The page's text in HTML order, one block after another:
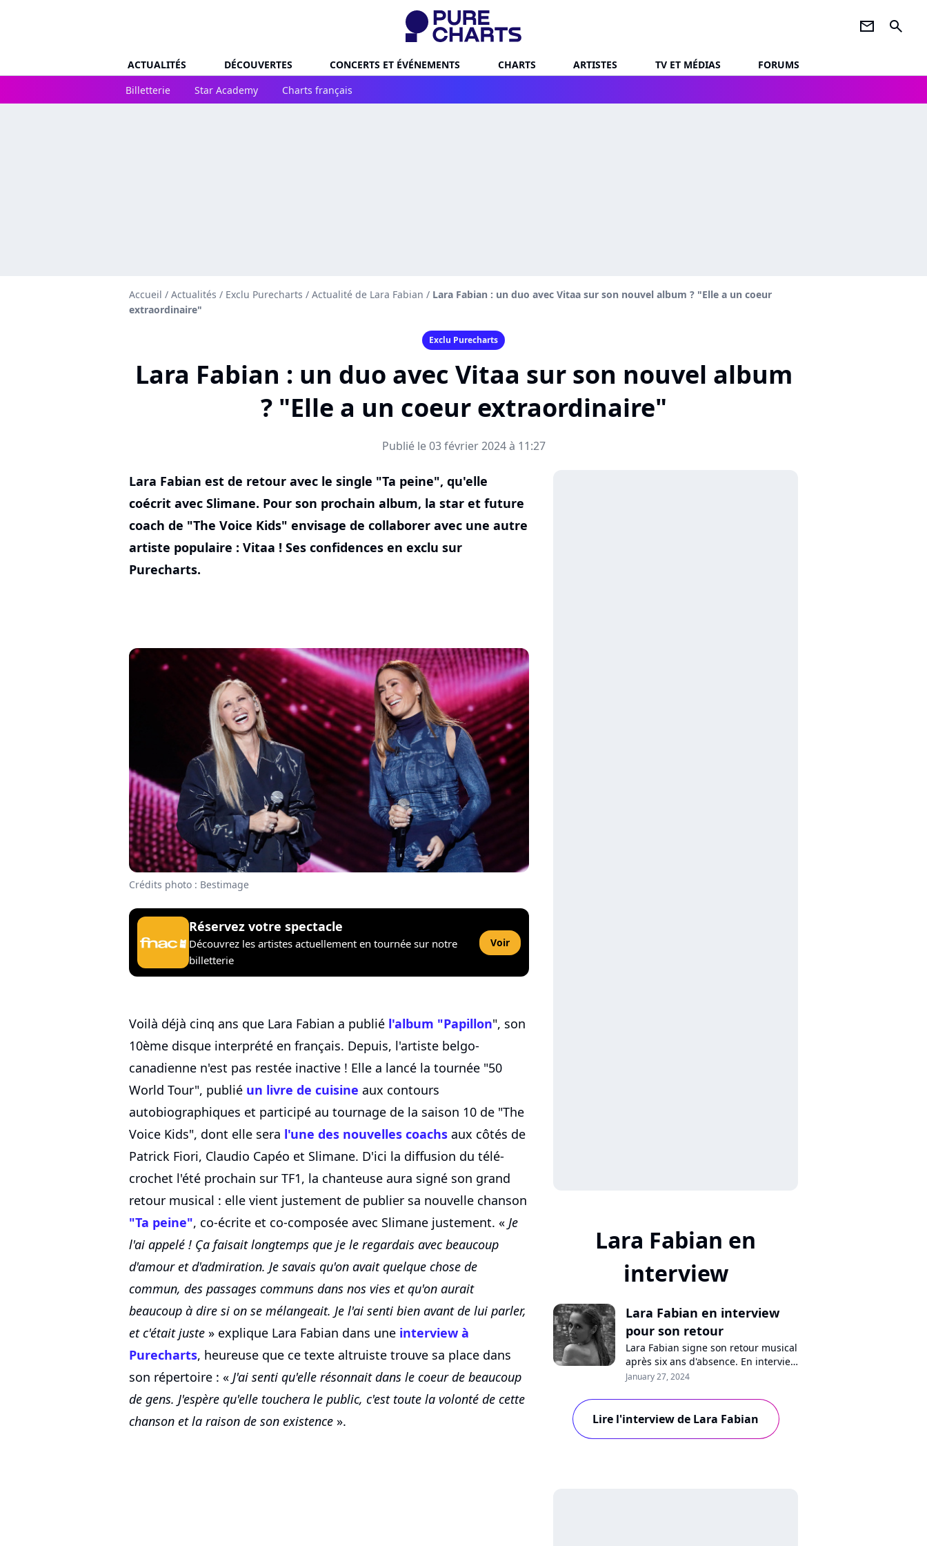
newsletter search
ACTUALITÉS DÉCOUVERTES CONCERTS ET ÉVÉNEMENTS CHARTS ARTISTES TV ET MÉDIAS
FORUMS
Billetterie
Star Academy Charts français
Accueil / Actualités / Exclu Purecharts / Actualité de Lara Fabian / Lara Fabian : un duo avec Vitaa sur son nouvel album ? "Elle a un coeur
extraordinaire"
Exclu Purecharts
Lara Fabian : un duo avec Vitaa sur son nouvel album
? "Elle a un coeur extraordinaire"
Publié le 03 février 2024 à 11:27
Lara Fabian est de retour avec le single "Ta peine", qu'elle
coécrit avec Slimane. Pour son prochain album, la star et future
coach de "The Voice Kids" envisage de collaborer avec une autre
artiste populaire : Vitaa ! Ses confidences en exclu sur
Purecharts.
Crédits photo : Bestimage
Réservez votre spectacle
Découvrez les artistes actuellement en tournée sur notre
billetterie
Voir
Voilà déjà cinq ans que Lara Fabian a publié l'album "Papillon", son
10ème disque interprété en français. Depuis, l'artiste belgo-
canadienne n'est pas restée inactive ! Elle a lancé la tournée "50
World Tour", publié un livre de cuisine aux contours
autobiographiques et participé au tournage de la saison 10 de "The
Voice Kids", dont elle sera l'une des nouvelles coachs aux côtés de
Patrick Fiori, Claudio Capéo et Slimane. D'ici la diffusion du télé-
crochet l'été prochain sur TF1, la chanteuse aura signé son grand
retour musical : elle vient justement de publier sa nouvelle chanson
"Ta peine", co-écrite et co-composée avec Slimane justement. « Je
l'ai appelé ! Ça faisait longtemps que je le regardais avec beaucoup
d'amour et d'admiration. Je savais qu'on avait quelque chose de
commun, des passages communs dans nos vies et qu'on aurait
beaucoup à dire si on se mélangeait. Je l'ai senti bien avant de lui parler,
et c'était juste » explique Lara Fabian dans une interview à
Purecharts, heureuse que ce texte altruiste trouve sa place dans
son répertoire : « J'ai senti qu'elle résonnait dans le coeur de beaucoup
de gens. J'espère qu'elle touchera le public, c'est toute la volonté de cette
chanson et la raison de son existence ».
Lara Fabian en
interview
Lara Fabian en interview
pour son retour
Lara Fabian signe son retour musical
après six ans d'absence. En interview
sur Purecharts, la chanteuse se
peine", sa rencontre avec Slimane, la
transmission, son nouvel album, les
Enfoirés, la "Star Academy" ou son
January 27, 2024
Lire l'interview de Lara Fabian